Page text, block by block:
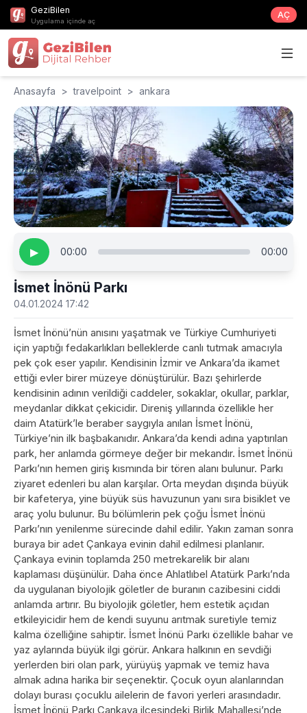
GeziBilen
Uygulama içinde aç
AÇ
Anasayfa > travelpoint > ankara
▶ 00:00 00:00
İsmet İnönü Parkı
04.01.2024 17:42
İsmet İnönü’nün anısını yaşatmak ve Türkiye Cumhuriyeti
için yaptığı fedakarlıkları belleklerde canlı tutmak amacıyla
pek çok eser yapılır. Kendisinin İzmir ve Ankara’da ikamet
ettiği evler birer müzeye dönüştürülür. Bazı şehirlerde
kendisinin adının verildiği caddeler, sokaklar, okullar, parklar,
meydanlar dikkat çekicidir. Direniş yıllarında özellikle her
daim Atatürk’le beraber saygıyla anılan İsmet İnönü,
Türkiye’nin ilk başbakanıdır. Ankara’da kendi adına yaptırılan
park, her anlamda görmeye değer bir mekandır. İsmet İnönü
Parkı’nın hemen giriş kısmında bir tören alanı bulunur. Parkı
ziyaret edenleri bu alan karşılar. Orta meydan dışında büyük
bir kafeterya, yine büyük süs havuzunun yanı sıra bisiklet ve
araç yolu bulunur. Bu bölümlerin pek çoğu İsmet İnönü
Parkı’nın yenilenme sürecinde dahil edilir. Yakın zaman sonra
buraya bir adet Çankaya evinin dahil edilmesi planlanır.
Çankaya evinin toplamda 250 metrekarelik bir alanı
kaplaması düşünülür. Daha önce Ahlatlıbel Atatürk Parkı’nda
da uygulanan biyolojik göletler de buranın cazibesini ciddi
anlamda artırır. Bu biyolojik göletler, hem estetik açıdan
etkileyicidir hem de kendi suyunu arıtmak suretiyle temiz
kalma özelliğine sahiptir. İsmet İnönü Parkı özellikle bahar ve
yaz aylarında büyük ilgi görür. Ankara halkının en sevdiği
yerlerden biri olan park, yürüyüş yapmak ve temiz hava
almak adına harika bir seçenektir. Çocuk oyun alanlarından
dolayı burası çocuklu ailelerin de favori yerleri arasındadır.
İsmet İnönü Parkı Çankaya ilçesindeki Birlik Mahallesi’nde